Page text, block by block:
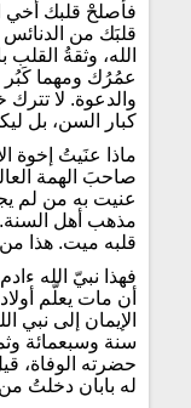
فأصلحْ قلبك أخي
قلبَك من
الله، وثقةُ
عمُرُك ومهما كَبُر
والدعوة. لا
كبار السن، بل
ماذا عنَيتُ إخوة
صاحبَ الهمة
عنيت به من لم
مذهب أهل
قلبه ميت. هذا
فهذا نبيّ الله
أن مات يعلّم
الإيمان إلى نبي
حضرته الوفاة،
له بابان دخلتُ